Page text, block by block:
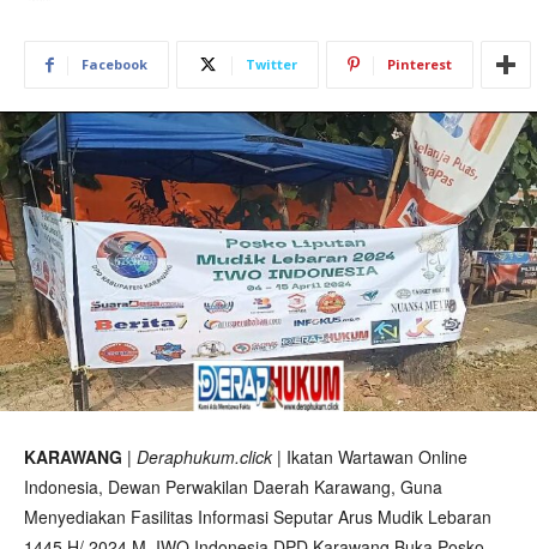
Facebook Twitter Pinterest
KARAWANG | Deraphukum.click | Ikatan Wartawan Online
Indonesia, Dewan Perwakilan Daerah Karawang, Guna
Menyediakan Fasilitas Informasi Seputar Arus Mudik Lebaran